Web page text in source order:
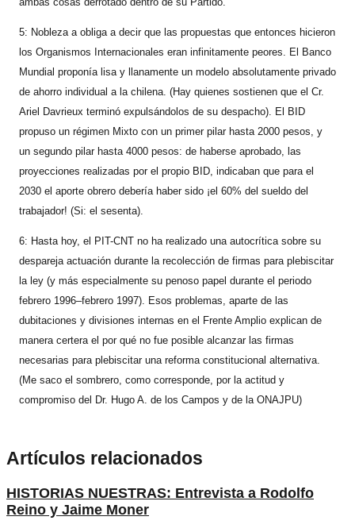
5: Nobleza a obliga a decir que las propuestas que entonces hicieron
los Organismos Internacionales eran infinitamente peores. El Banco
Mundial proponía lisa y llanamente un modelo absolutamente privado
de ahorro individual a la chilena. (Hay quienes sostienen que el Cr.
Ariel Davrieux terminó expulsándolos de su despacho). El BID
propuso un régimen Mixto con un primer pilar hasta 2000 pesos, y
un segundo pilar hasta 4000 pesos: de haberse aprobado, las
proyecciones realizadas por el propio BID, indicaban que para el
2030 el aporte obrero debería haber sido ¡el 60% del sueldo del
trabajador! (Si: el sesenta).
6: Hasta hoy, el PIT-CNT no ha realizado una autocrítica sobre su
despareja actuación durante la recolección de firmas para plebiscitar
la ley (y más especialmente su penoso papel durante el periodo
febrero 1996–febrero 1997). Esos problemas, aparte de las
dubitaciones y divisiones internas en el Frente Amplio explican de
manera certera el por qué no fue posible alcanzar las firmas
necesarias para plebiscitar una reforma constitucional alternativa.
(Me saco el sombrero, como corresponde, por la actitud y
compromiso del Dr. Hugo A. de los Campos y de la ONAJPU)
Artículos relacionados
HISTORIAS NUESTRAS: Entrevista a Rodolfo
Reino y Jaime Moner